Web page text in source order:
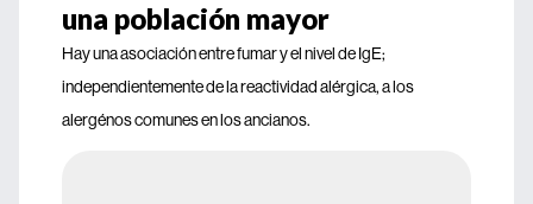
una población mayor
Hay una asociación entre fumar y el nivel de IgE;
independientemente de la reactividad alérgica, a los
alergénos comunes en los ancianos.